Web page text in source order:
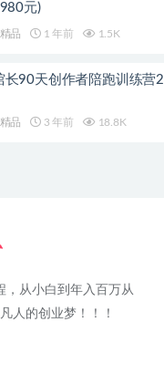
元)
品 1 年前 1.5K
长90天创作者陪跑训练营
品 3 年前 18.8K
，从小白到年入百万从
人的创业梦！！！